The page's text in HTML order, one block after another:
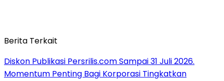
Berita Terkait
Diskon Publikasi Persrilis.com Sampai 31 Juli 2026.
Momentum Penting Bagi Korporasi Tingkatkan